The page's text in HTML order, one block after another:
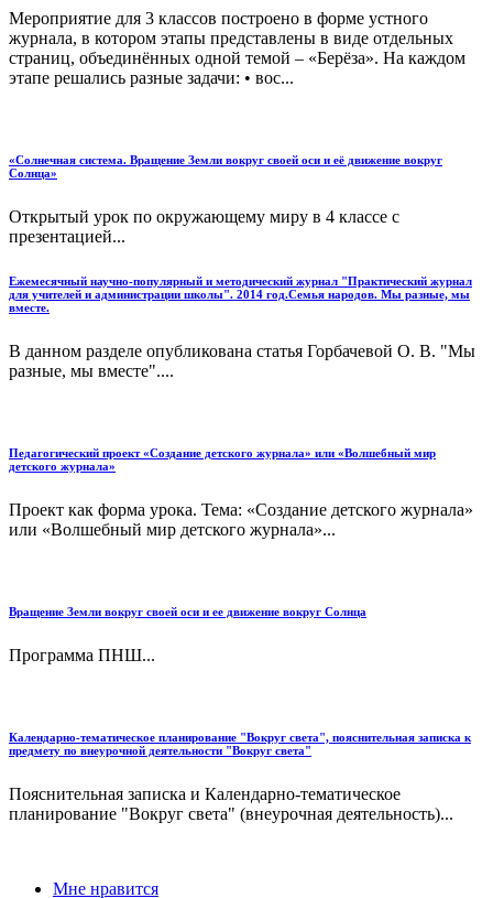
Мероприятие для 3 классов построено в форме устного
журнала, в котором этапы представлены в виде отдельных
страниц, объединённых одной темой – «Берёза». На каждом
этапе решались разные задачи: • вос...
«Солнечная система. Вращение Земли вокруг своей оси и её движение вокруг
Солнца»
Открытый урок по окружающему миру в 4 классе с
презентацией...
Ежемесячный научно-популярный и методический журнал "Практический журнал
для учителей и администрации школы". 2014 год.Семья народов. Мы разные, мы
вместе.
В данном разделе опубликована статья Горбачевой О. В. "Мы
разные, мы вместе"....
Педагогический проект «Создание детского журнала» или «Волшебный мир
детского журнала»
Проект как форма урока. Тема: «Создание детского журнала»
или «Волшебный мир детского журнала»...
Вращение Земли вокруг своей оси и ее движение вокруг Солнца
Программа ПНШ...
Календарно-тематическое планирование "Вокруг света", пояснительная записка к
предмету по внеурочной деятельности "Вокруг света"
Пояснительная записка и Календарно-тематическое
планирование "Вокруг света" (внеурочная деятельность)...
Мне нравится